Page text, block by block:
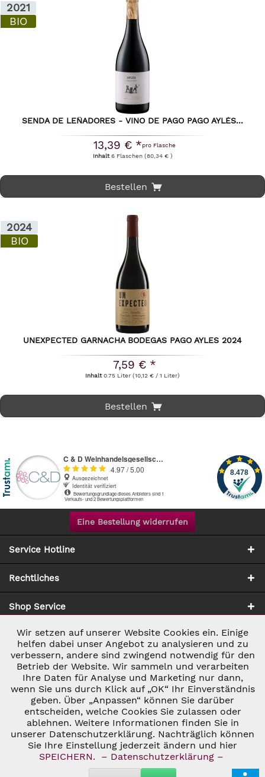
2021
BIO
SENDA DE LEÑADORES - VINO DE PAGO PAGO AYLÉS...
13,39 € *pro Flasche
Inhalt6 Flaschen (80,34 € )
Bestellen
2024
BIO
UNEXPECTED GARNACHA BODEGAS PAGO AYLES 2024
7,59 € *
Inhalt0.75 Liter(10,12 € / 1 Liter)
Bestellen
Eine Bestellung widerrufen
Service Hotline
Rechtliches
Shop Service
Zahlung & Versand
* ALLE PREISE INKL. GESETZL. UMSATZSTEUER ZZGL.
VERSANDKOSTEN
UND GGF. NACHNAHMEGEBÜHREN, WENN NICHT
ANDERS BESCHRIEBEN
© 2026 C&D WEINHANDEL - ALL RIGHTS RESERVED. THEME BY
THEMEWARE®
Notwendig Aktiv
Marketing Inaktiv
Tracking Inaktiv
Personalisierung Inaktiv
Wir setzen auf unserer Website Cookies ein. Einige
helfen dabei unser Angebot zu analysieren und zu
verbessern, andere sind zwingend notwendig für den
Betrieb der Website. Wir sammeln und verarbeiten
Ihre Daten für Analyse und Marketing nur dann,
wenn Sie uns durch Klick auf „OK“ Ihr Einverständnis
geben. Über „Anpassen“ können Sie darüber
entscheiden, welche Cookies Sie zulassen oder
ablehnen. Weitere Informationen finden Sie in
unserer Datenschutzerklärung. Nachträglich können
Sie Ihre Einstellung jederzeit ändern und hier
SPEICHERN.
– Datenschutzerklärung –